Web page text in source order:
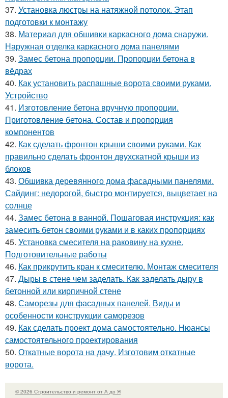
37. Установка люстры на натяжной потолок. Этап
подготовки к монтажу
38. Материал для обшивки каркасного дома снаружи.
Наружная отделка каркасного дома панелями
39. Замес бетона пропорции. Пропорции бетона в
вёдрах
40. Как установить распашные ворота своими руками.
Устройство
41. Изготовление бетона вручную пропорции.
Приготовление бетона. Состав и пропорция
компонентов
42. Как сделать фронтон крыши своими руками. Как
правильно сделать фронтон двухскатной крыши из
блоков
43. Обшивка деревянного дома фасадными панелями.
Сайдинг: недорогой, быстро монтируется, выцветает на
солнце
44. Замес бетона в ванной. Пошаговая инструкция: как
замесить бетон своими руками и в каких пропорциях
45. Установка смесителя на раковину на кухне.
Подготовительные работы
46. Как прикрутить кран к смесителю. Монтаж смесителя
47. Дыры в стене чем заделать. Как заделать дыру в
бетонной или кирпичной стене
48. Саморезы для фасадных панелей. Виды и
особенности конструкции саморезов
49. Как сделать проект дома самостоятельно. Нюансы
самостоятельного проектирования
50. Откатные ворота на дачу. Изготовим откатные
ворота.
© 2026 Строительство и ремонт от А до Я